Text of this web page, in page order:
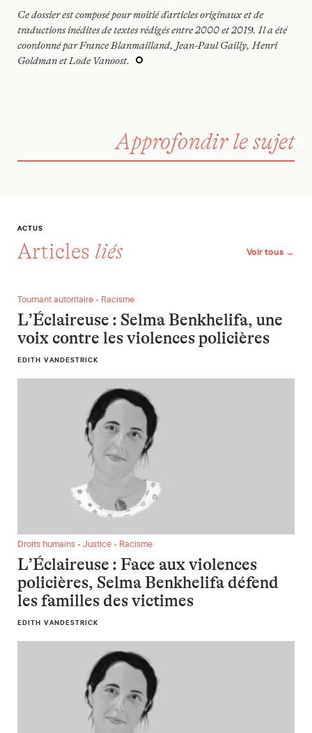
Ce dossier est composé pour moitié d’articles originaux et de
traductions inédites de textes rédigés entre 2000 et 2019. Il a été
coordonné par France Blanmailland, Jean-Paul Gailly, Henri
Goldman et Lode Vanoost.
Approfondir le sujet
ACTUS
Articles liés Voir tous →
L’Éclaireuse : Selma Benkhelifa, une voix contre les
Tournant autoritaire • Racisme
L’Éclaireuse : Selma Benkhelifa, une
voix contre les violences policières
EDITH VANDESTRICK
L’Éclaireuse : Face aux violences policières, Selma
Droits humains • Justice • Racisme
L’Éclaireuse : Face aux violences
policières, Selma Benkhelifa défend
les familles des victimes
EDITH VANDESTRICK